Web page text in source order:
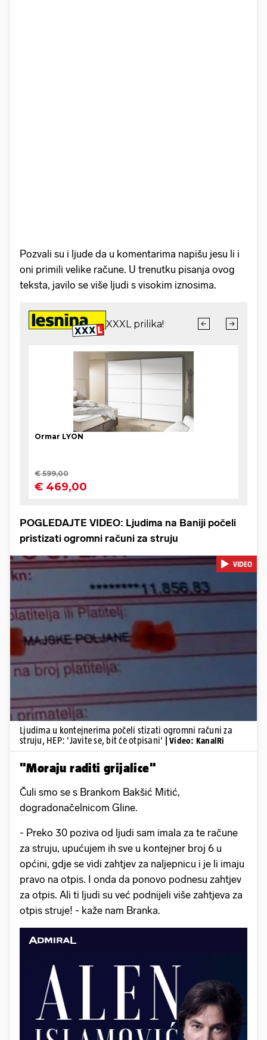
Pozvali su i ljude da u komentarima napišu jesu li i
oni primili velike račune. U trenutku pisanja ovog
teksta, javilo se više ljudi s visokim iznosima.
POGLEDAJTE VIDEO: Ljudima na Baniji počeli
pristizati ogromni računi za struju
Pokretanje videa...
VIDEO
Ljudima u kontejnerima počeli stizati ogromni računi za
struju, HEP: 'Javite se, bit će otpisani'
| Video: KanalRi
"Moraju raditi grijalice"
Čuli smo se s Brankom Bakšić Mitić,
dogradonačelnicom Gline.
- Preko 30 poziva od ljudi sam imala za te račune
za struju, upućujem ih sve u kontejner broj 6 u
općini, gdje se vidi zahtjev za naljepnicu i je li imaju
pravo na otpis. I onda da ponovo podnesu zahtjev
za otpis. Ali ti ljudi su već podnijeli više zahtjeva za
otpis struje! - kaže nam Branka.